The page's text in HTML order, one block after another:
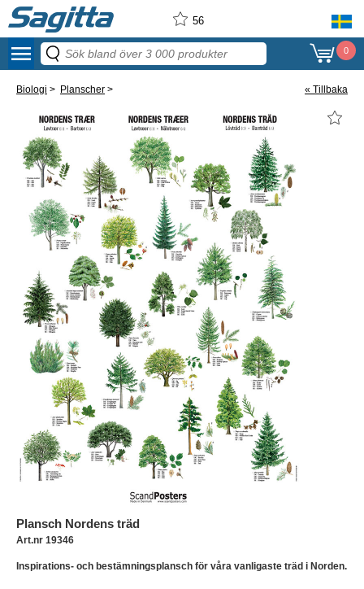
56
menu 0
Biologi > Planscher > « Tillbaka
Plansch Nordens träd
Art.nr 19346
Inspirations- och bestämningsplansch för våra vanligaste träd i Norden.